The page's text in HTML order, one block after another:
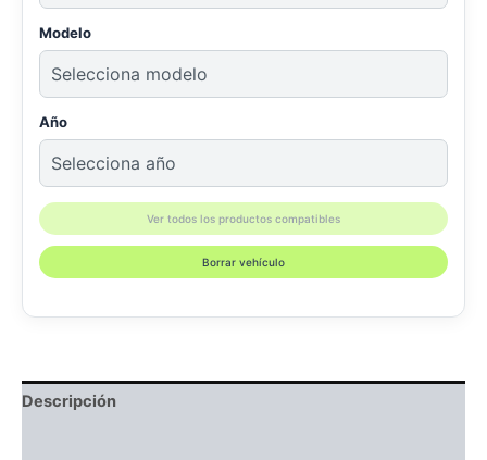
Modelo
Año
Ver todos los productos compatibles
Borrar vehículo
Descripción